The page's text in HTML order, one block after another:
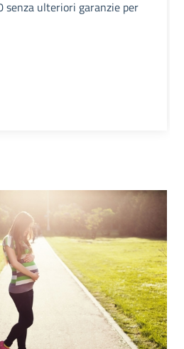
senza ulteriori garanzie per